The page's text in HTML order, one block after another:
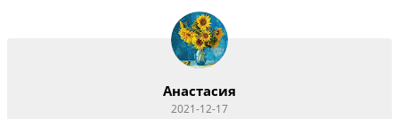
Анастасия
2021-12-17